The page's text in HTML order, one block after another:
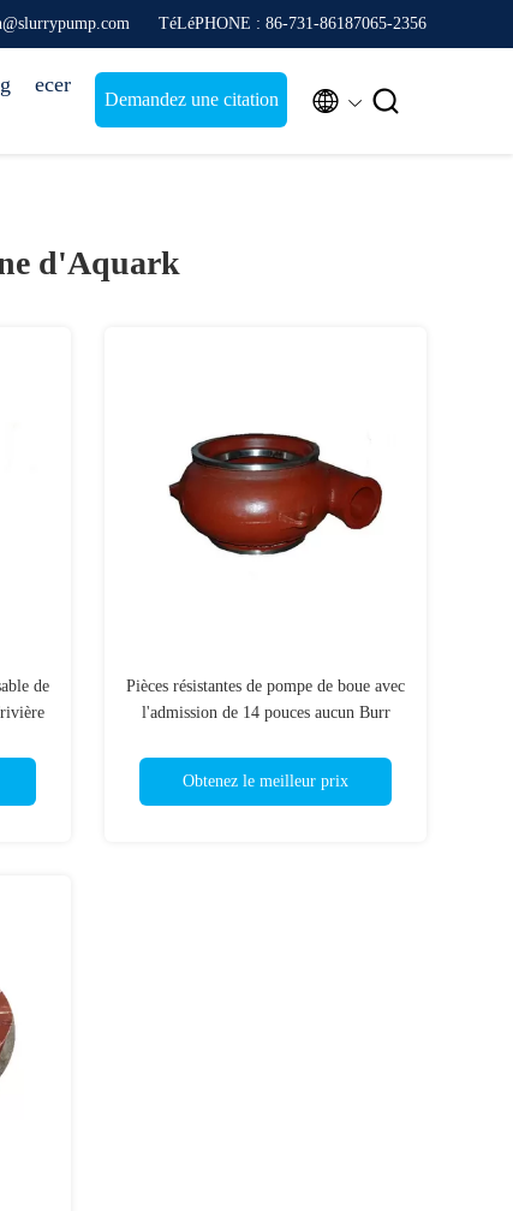
TéLéPHONE : 86-731-86187065-2356
ecer
Demandez une citation  
d'Aquark
de
Pièces résistantes de pompe de boue avec
l'admission de 14 pouces aucun Burr
Obtenez le meilleur prix